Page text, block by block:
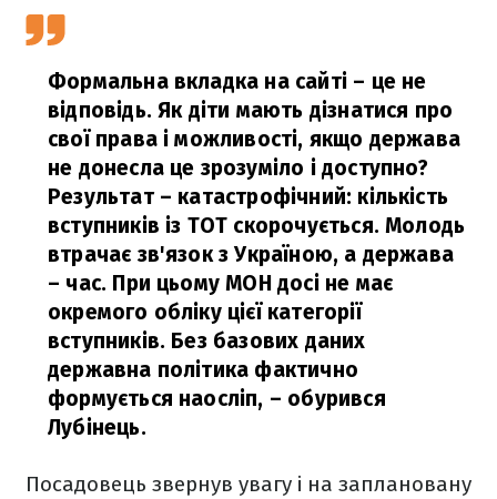
Формальна вкладка на сайті – це не
відповідь. Як діти мають дізнатися про
свої права і можливості, якщо держава
не донесла це зрозуміло і доступно?
Результат – катастрофічний: кількість
вступників із ТОТ скорочується. Молодь
втрачає зв'язок з Україною, а держава
– час. При цьому МОН досі не має
окремого обліку цієї категорії
вступників. Без базових даних
державна політика фактично
формується наосліп, – обурився
Лубінець.
Посадовець звернув увагу і на заплановану